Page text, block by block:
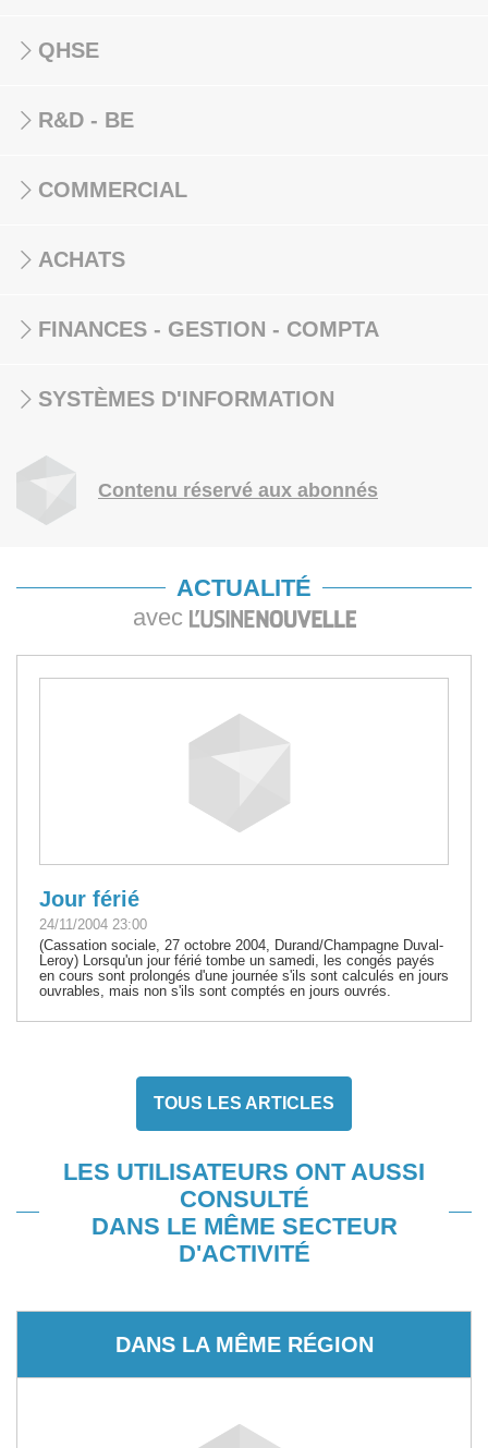
QHSE
R&D - BE
COMMERCIAL
ACHATS
FINANCES - GESTION - COMPTA
SYSTÈMES D'INFORMATION
Contenu réservé aux abonnés
ACTUALITÉ
avec
Jour férié
24/11/2004 23:00
(Cassation sociale, 27 octobre 2004, Durand/Champagne Duval-
Leroy) Lorsqu'un jour férié tombe un samedi, les congés payés
en cours sont prolongés d'une journée s'ils sont calculés en jours
ouvrables, mais non s'ils sont comptés en jours ouvrés.
TOUS LES ARTICLES
LES UTILISATEURS ONT AUSSI
CONSULTÉ
DANS LE MÊME SECTEUR
D'ACTIVITÉ
DANS LA MÊME RÉGION